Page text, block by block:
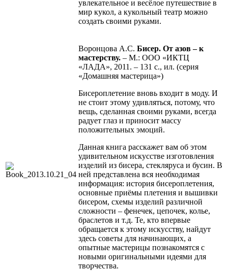
увлекательное и весёлое путешествие в
мир кукол, а кукольный театр можно
создать своими руками.
Воронцова А.С. Бисер. От азов – к
мастерству. – М.: ООО «ИКТЦ
«ЛАДА», 2011. – 131 с., ил. (серия
«Домашняя мастерица»)
Бисероплетение вновь входит в моду. И
не стоит этому удивляться, потому, что
вещь, сделанная своими руками, всегда
радует глаз и приносит массу
положительных эмоций.
Данная книга расскажет вам об этом
удивительном искусстве изготовления
изделий из бисера, стекляруса и бусин. В
ней представлена вся необходимая
информация: история бисероплетения,
основные приёмы плетения и вышивки
бисером, схемы изделий различной
сложности – фенечек, цепочек, колье,
браслетов и т.д. Те, кто впервые
обращается к этому искусству, найдут
здесь советы для начинающих, а
опытные мастерицы познакомятся с
новыми оригинальными идеями для
творчества.